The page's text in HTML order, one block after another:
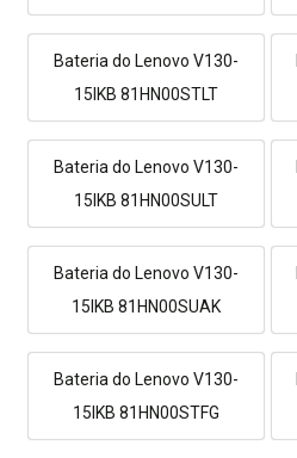
Bateria do Lenovo V130-
15IKB 81HN00STLT
Bateria do Lenovo V130-
15IKB 81HN00SULT
Bateria do Lenovo V130-
15IKB 81HN00SUAK
Bateria do Lenovo V130-
15IKB 81HN00STFG